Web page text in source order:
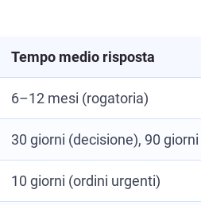
Tempo medio risposta
6–12 mesi (rogatoria)
30 giorni (decisione), 90
10 giorni (ordini urgenti)